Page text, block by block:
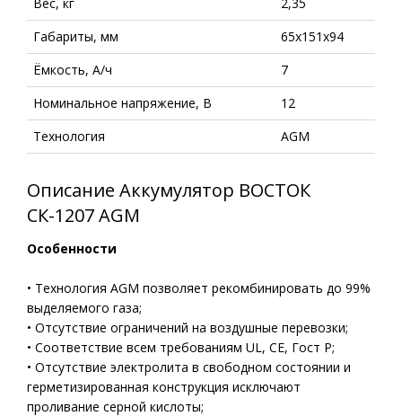
Габариты, мм
65х151х94
Ёмкость, А/ч
7
Номинальное напряжение, В
12
Технология
AGM
Описание Аккумулятор ВОСТОК
СК-1207 AGM
Особенности
• Технология AGM позволяет рекомбинировать до 99%
выделяемого газа;
• Отсутствие ограничений на воздушные перевозки;
• Соответствие всем требованиям UL, CE, Гост Р;
• Отсутствие электролита в свободном состоянии и
герметизированная конструкция исключают
проливание серной кислоты;